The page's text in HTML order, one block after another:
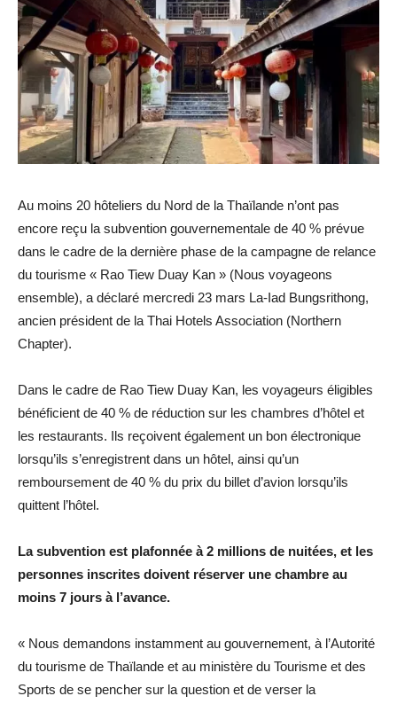
Au moins 20 hôteliers du Nord de la Thaïlande n’ont pas
encore reçu la subvention gouvernementale de 40 % prévue
dans le cadre de la dernière phase de la campagne de relance
du tourisme « Rao Tiew Duay Kan » (Nous voyageons
ensemble), a déclaré mercredi 23 mars La-Iad Bungsrithong,
ancien président de la Thai Hotels Association (Northern
Chapter).
Dans le cadre de Rao Tiew Duay Kan, les voyageurs éligibles
bénéficient de 40 % de réduction sur les chambres d’hôtel et
les restaurants. Ils reçoivent également un bon électronique
lorsqu’ils s’enregistrent dans un hôtel, ainsi qu’un
remboursement de 40 % du prix du billet d’avion lorsqu’ils
quittent l’hôtel.
La subvention est plafonnée à 2 millions de nuitées, et les
personnes inscrites doivent réserver une chambre au
moins 7 jours à l’avance.
« Nous demandons instamment au gouvernement, à l’Autorité
du tourisme de Thaïlande et au ministère du Tourisme et des
Sports de se pencher sur la question et de verser la